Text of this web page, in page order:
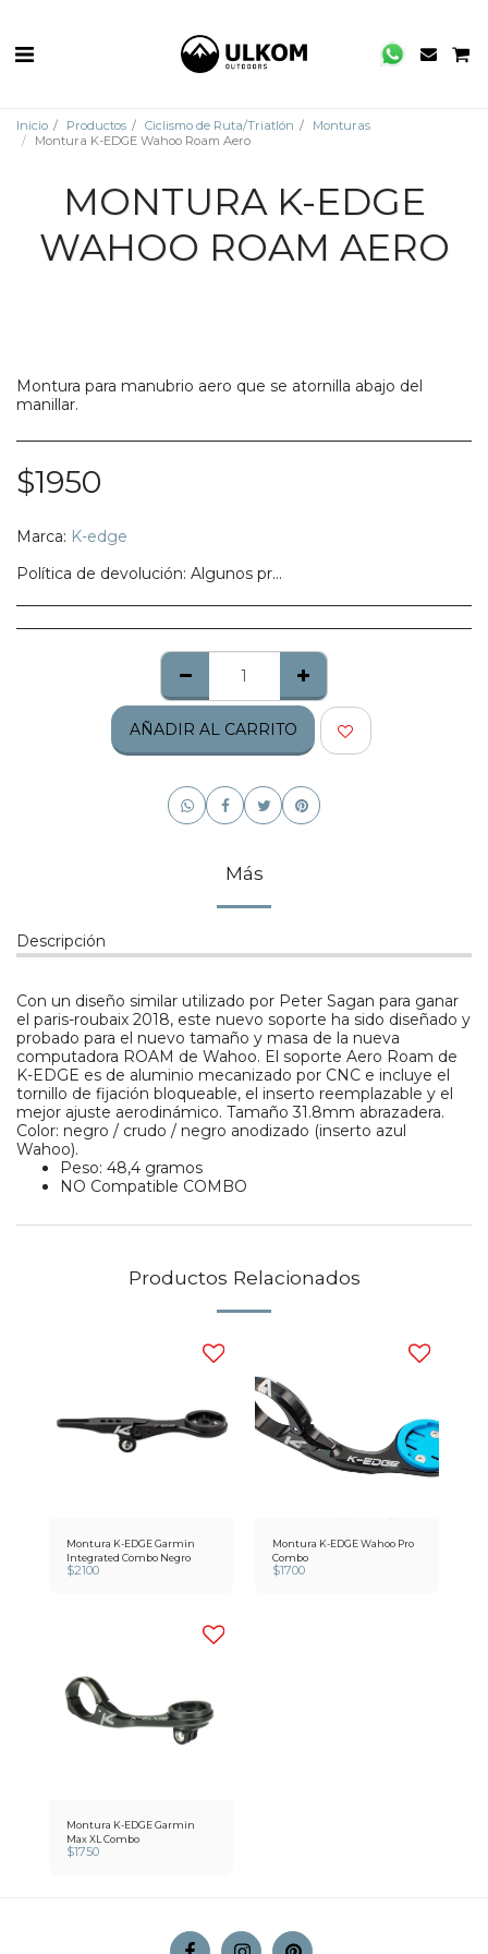
Inicio Productos Ciclismo de Ruta/Triatlón
Monturas
Montura K-EDGE Wahoo Roam Aero
MONTURA K-EDGE
WAHOO ROAM AERO
Montura para manubrio aero que se atornilla abajo del
manillar.
$1950
Marca: K-edge
Política de devolución: Algunos productos no califican para ser regresados, te pedimos confirmes bien tu talla, modelo o estilo.
AÑADIR AL CARRITO
Más
Descripción
Con un diseño similar utilizado por Peter Sagan para ganar
el paris-roubaix 2018, este nuevo soporte ha sido diseñado y
probado para el nuevo tamaño y masa de la nueva
computadora ROAM de Wahoo. El soporte Aero Roam de
K-EDGE es de aluminio mecanizado por CNC e incluye el
tornillo de fijación bloqueable, el inserto reemplazable y el
mejor ajuste aerodinámico. Tamaño 31.8mm abrazadera.
Color: negro / crudo / negro anodizado (inserto azul
Wahoo).
Peso: 48,4 gramos
NO Compatible COMBO
Productos Relacionados
Montura K-EDGE Garmin
Integrated Combo Negro
$2100
Montura K-EDGE Wahoo Pro
Combo
$1700
Montura K-EDGE Garmin
Max XL Combo
$1750